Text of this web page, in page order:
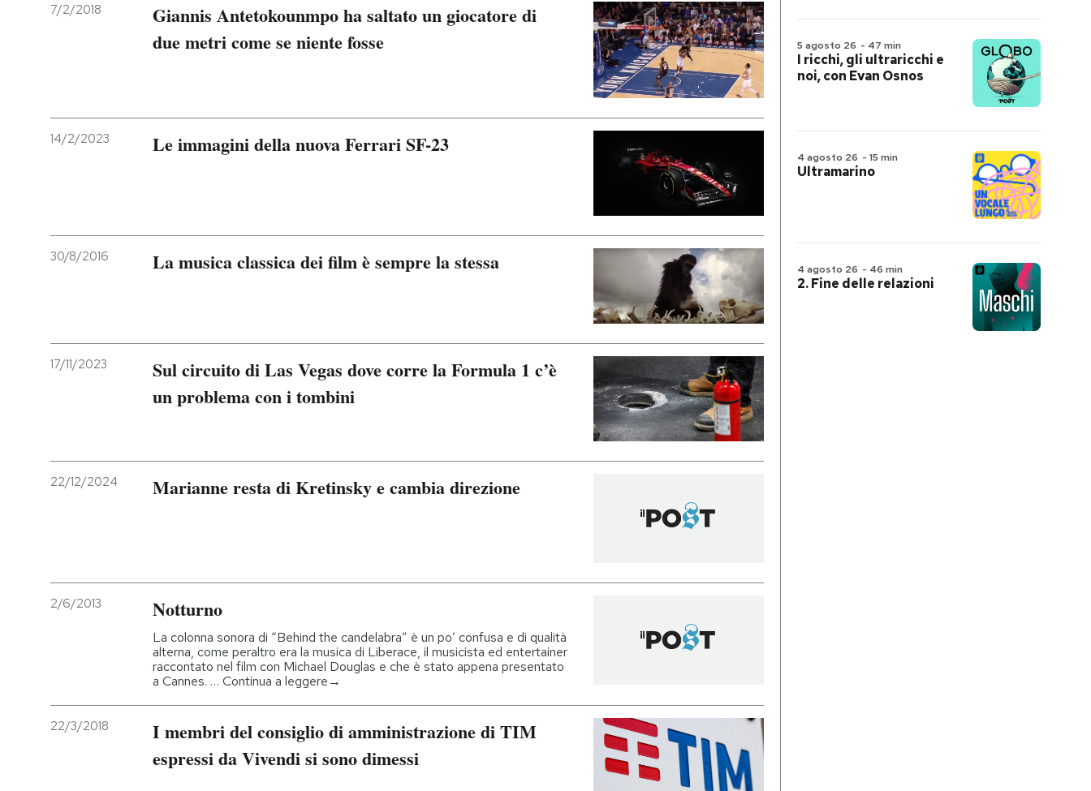
7/2/2018
Giannis Antetokounmpo ha saltato un giocatore di
due metri come se niente fosse
14/2/2023 Le immagini della nuova Ferrari SF-23
30/8/2016 La musica classica dei film è sempre la stessa
17/11/2023
Sul circuito di Las Vegas dove corre la Formula 1 c’è
un problema con i tombini
22/12/2024 Marianne resta di Kretinsky e cambia direzione
2/6/2013 Notturno
La colonna sonora di “Behind the candelabra” è un po’ confusa e di qualità
alterna, come peraltro era la musica di Liberace, il musicista ed entertainer
raccontato nel film con Michael Douglas e che è stato appena presentato
a Cannes. … Continua a leggere→
22/3/2018
I membri del consiglio di amministrazione di TIM
espressi da Vivendi si sono dimessi
5 agosto 26 - 47 min
I ricchi, gli ultraricchi e
noi, con Evan Osnos
4 agosto 26 - 15 min
Ultramarino
4 agosto 26 - 46 min
2. Fine delle relazioni